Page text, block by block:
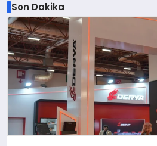
Son Dakika